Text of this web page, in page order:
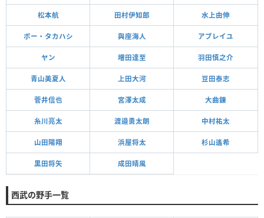
松本航 田村伊知郎 水上由伸
ボー・タカハシ 與座海人 アブレイユ
ヤン 増田達至 羽田慎之介
青山美夏人 上田大河 豆田泰志
菅井信也 宮澤太成 大曲錬
糸川亮太 渡邉勇太朗 中村祐太
山田陽翔 浜屋将太 杉山遙希
黒田将矢 成田晴風
西武の野手一覧